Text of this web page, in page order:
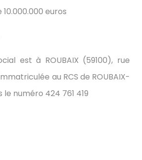
euros
est à ROUBAIX (59100), rue
au RCS de ROUBAIX-
le numéro 424 761 419